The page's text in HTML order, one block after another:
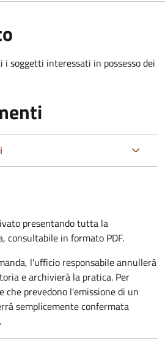
soggetti interessati in possesso dei
presentando tutta la
consultabile in formato PDF.
l'ufficio responsabile annullerà
e archivierà la pratica. Per
che prevedono l'emissione di un
semplicemente confermata